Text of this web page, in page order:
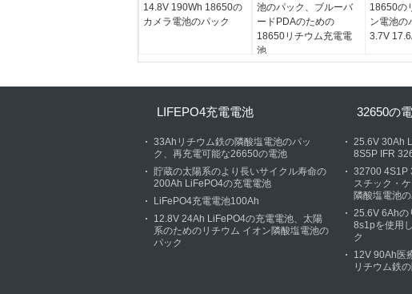
14.8V 190Wh 18650の
カメラ電池のパック
池のパック、ブルーバ
ードPDAのための
18650リチウム充電電
池
18650の
ン電池の
3.7V
LIFEPO4充電電池
33Ahリチウム鉄の隣酸塩電池のパッ
ク、再充電可能な26650の電池
貯蔵の太陽系のより長いサイクル寿命の
200Ah LiFePO4の充電電池
LiFePO4充電電池100Ah
12.8V 24Ah LiFePO4の充電電池、太陽
系のためのリチウム イオン隣酸塩電池の
パック
32650の
25.6V 30Ah
8S5P IFR
32700 4S1P
スチック・
隣酸塩電池
25.6V 6Ahの
8s1pを使用
ク
12V 90Ah医
リチウム鉄